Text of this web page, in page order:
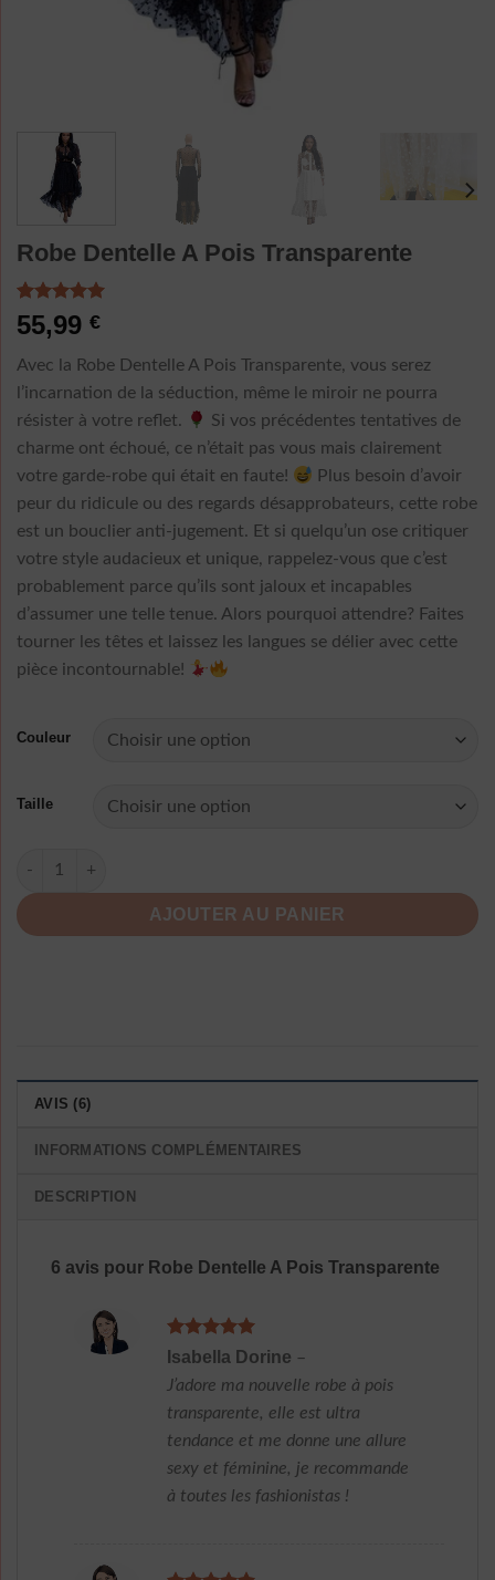
Robe Dentelle A Pois Transparente
Noté5.00
sur 5 basé
6
notations
client
55,99 €
Avec la Robe Dentelle A Pois Transparente, vous serez
l’incarnation de la séduction, même le miroir ne pourra
résister à votre reflet.
Si vos précédentes tentatives de
charme ont échoué, ce n’était pas vous mais clairement
votre garde-robe qui était en faute!
Plus besoin d’avoir
peur du ridicule ou des regards désapprobateurs, cette robe
est un bouclier anti-jugement. Et si quelqu’un ose critiquer
votre style audacieux et unique, rappelez-vous que c’est
probablement parce qu’ils sont jaloux et incapables
d’assumer une telle tenue. Alors pourquoi attendre? Faites
tourner les têtes et laissez les langues se délier avec cette
pièce incontournable!
Couleur
Taille
quantité de Robe Dentelle A Pois Transparente
AJOUTER AU PANIER
AVIS (6)
INFORMATIONS COMPLÉMENTAIRES
DESCRIPTION
6 avis pour Robe Dentelle A Pois Transparente
Note5sur
Isabella Dorine –
J’adore ma nouvelle robe à pois
transparente, elle est ultra
tendance et me donne une allure
sexy et féminine, je recommande
à toutes les fashionistas !